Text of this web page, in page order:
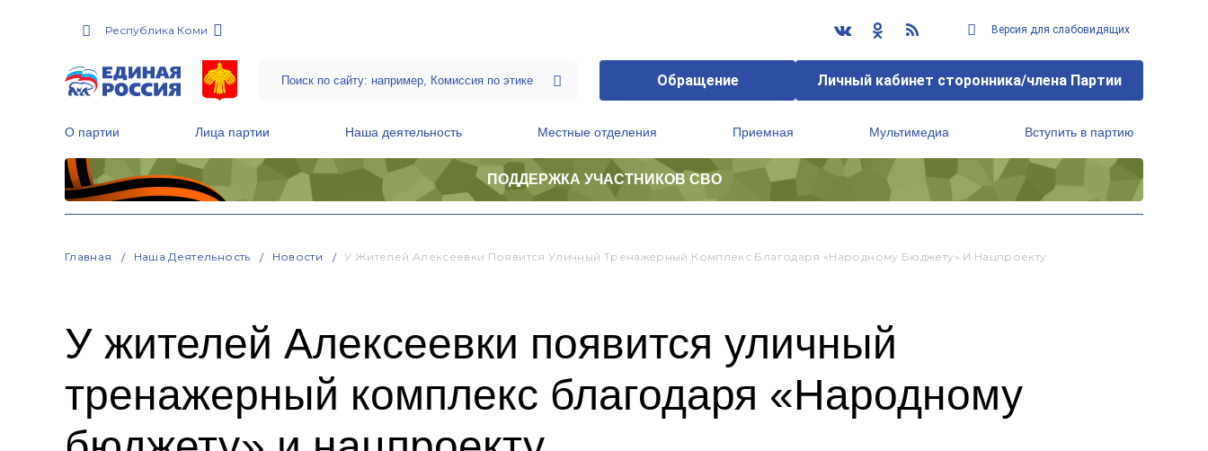
Республика Коми Версия для слабовидящих
Обращение Личный кабинет сторонника/члена Партии
О партии Лица партии Наша деятельность Местные отделения Приемная Мультимедиа Вступить в партию
ПОДДЕРЖКА УЧАСТНИКОВ СВО
Главная Наша Деятельность Новости У Жителей Алексеевки Появится Уличный Тренажерный Комплекс Благодаря «Народному Бюджету» И Нацпроекту
У жителей Алексеевки появится уличный
тренажерный комплекс благодаря «Народному